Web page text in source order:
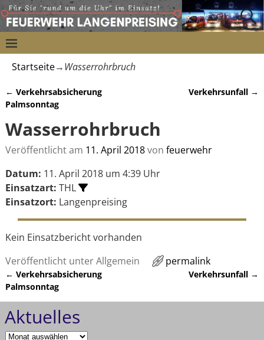
Startseite→Wasserrohrbruch
Artikelnavigation
← Verkehrsabsicherung
Palmsonntag
Verkehrsunfall →
Wasserrohrbruch
Veröffentlicht am 11. April 2018von feuerwehr
Datum: 11. April 2018 um 4:39 Uhr
Einsatzart: THL
Einsatzort: Langenpreising
Kein Einsatzbericht vorhanden
Veröffentlicht unterAllgemein permalink
Artikelnavigation
← Verkehrsabsicherung
Palmsonntag
Verkehrsunfall →
Aktuelles